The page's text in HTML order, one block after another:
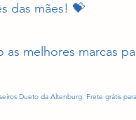
das mães! 💝
melhores marcas
Dueto da Altenburg. Frete grátis